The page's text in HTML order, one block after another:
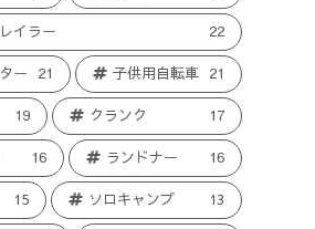
イラー 22
ー 21 子供用自転車 21
19 クランク 17
16 ランドナー 16
15 ソロキャンプ 13